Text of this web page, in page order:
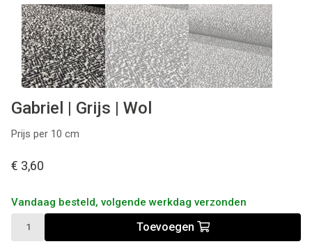
Gabriel | Grijs | Wol
Prijs per 10 cm
€ 3,60
Vandaag besteld, volgende werkdag verzonden
Toevoegen